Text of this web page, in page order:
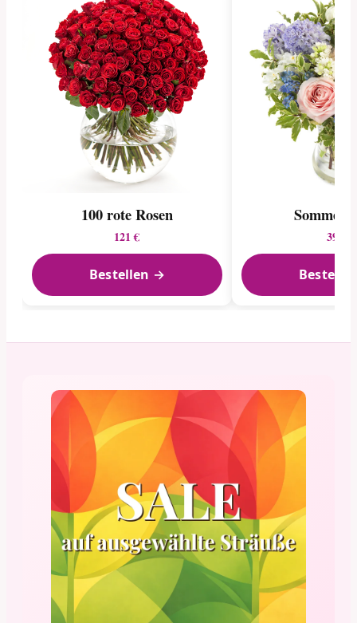
100 rote Rosen
121 €
Bestellen →
39 €